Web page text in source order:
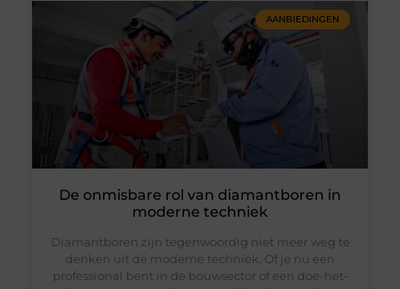
AANBIEDINGEN
De onmisbare rol van diamantboren in
moderne techniek
Diamantboren zijn tegenwoordig niet meer weg te
denken uit de moderne techniek. Of je nu een
professional bent in de bouwsector of een doe-het-